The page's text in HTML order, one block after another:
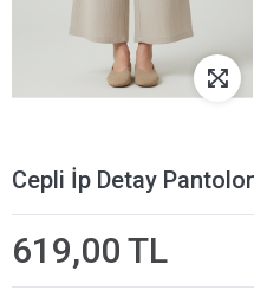
Cepli İp Detay
619,00 TL